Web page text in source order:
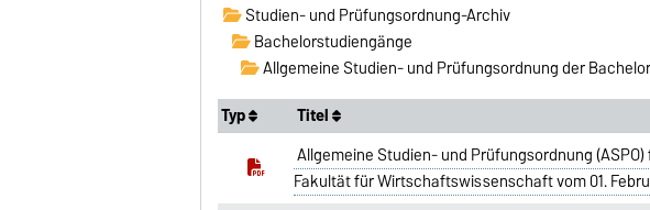
Studien- und Prüfungsordnung-Archiv
Bachelorstudiengänge
Allgemeine Studien- und Prüfungsordnung der
Typ
Titel
Allgemeine Studien- und Prüfungsordnung
Fakultät für Wirtschaftswissenschaft vom 01.